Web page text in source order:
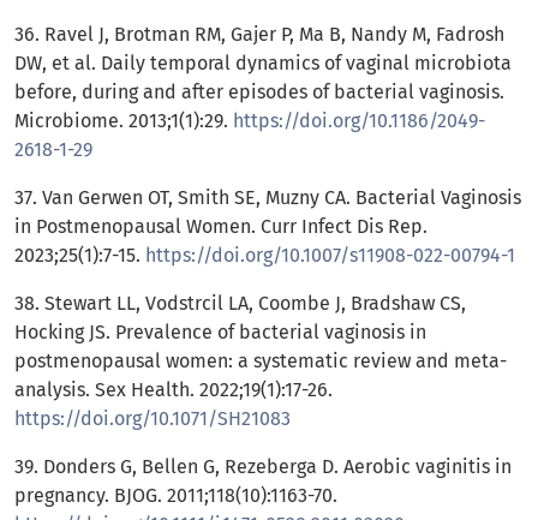
36. Ravel J, Brotman RM, Gajer P, Ma B, Nandy M, Fadrosh
DW, et al. Daily temporal dynamics of vaginal microbiota
before, during and after episodes of bacterial vaginosis.
Microbiome. 2013;1(1):29. https://doi.org/10.1186/2049-
2618-1-29
37. Van Gerwen OT, Smith SE, Muzny CA. Bacterial Vaginosis
in Postmenopausal Women. Curr Infect Dis Rep.
2023;25(1):7-15. https://doi.org/10.1007/s11908-022-00794-1
38. Stewart LL, Vodstrcil LA, Coombe J, Bradshaw CS,
Hocking JS. Prevalence of bacterial vaginosis in
postmenopausal women: a systematic review and meta-
analysis. Sex Health. 2022;19(1):17-26.
https://doi.org/10.1071/SH21083
39. Donders G, Bellen G, Rezeberga D. Aerobic vaginitis in
pregnancy. BJOG. 2011;118(10):1163-70.